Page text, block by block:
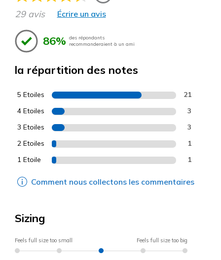
29 avis Écrire un avis
86% des répondants
recommanderaient à un ami
la répartition des notes
5 Etoiles 21
4 Etoiles 3
3 Etoiles 3
2 Etoiles 1
1 Etoile 1
Comment nous collectons les commentaires
Sizing
Feels full size too small Feels full size too big